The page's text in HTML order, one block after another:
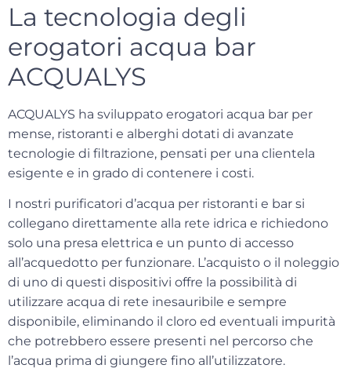
La tecnologia degli
erogatori acqua bar
ACQUALYS
ACQUALYS ha sviluppato erogatori acqua bar per
mense, ristoranti e alberghi dotati di avanzate
tecnologie di filtrazione, pensati per una clientela
esigente e in grado di contenere i costi.
I nostri purificatori d’acqua per ristoranti e bar si
collegano direttamente alla rete idrica e richiedono
solo una presa elettrica e un punto di accesso
all’acquedotto per funzionare. L’acquisto o il noleggio
di uno di questi dispositivi offre la possibilità di
utilizzare acqua di rete inesauribile e sempre
disponibile, eliminando il cloro ed eventuali impurità
che potrebbero essere presenti nel percorso che
l’acqua prima di giungere fino all’utilizzatore.